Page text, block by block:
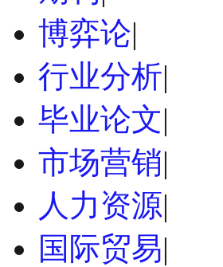
博弈论|
行业分析|
毕业论文|
市场营销|
人力资源|
国际贸易|